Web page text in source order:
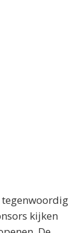
kijken